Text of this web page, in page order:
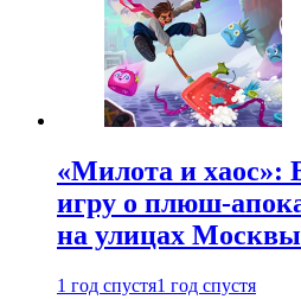
«Милота и хаос»:
игру о плюш-
на улицах Москвы
1 год спустя1 год спустя